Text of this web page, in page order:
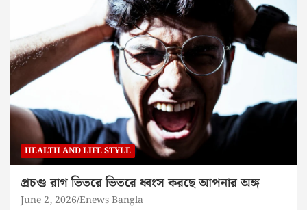
HEALTH AND LIFE STYLE
প্রচণ্ড রাগ ভিতরে ভিতরে ধ্বংস করছে আপনার অঙ্গ
June 2, 2026 Enews Bangla